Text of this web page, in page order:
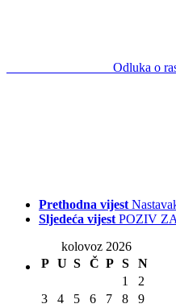
Odluka o raspodjeli
Prethodna vijest
Sljedeća vijest POZIV
kolovoz 2026
P U S Č P S
N
1
2
3
4 5 6 7 8
9